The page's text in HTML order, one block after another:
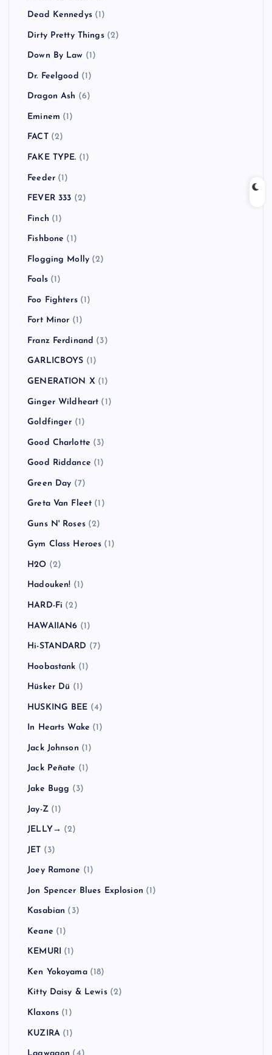
Dead Kennedys(1)
Dirty Pretty Things(2)
Down By Law (1)
Dr. Feelgood (1)
Dragon Ash (6)
Eminem (1)
FACT(2)
FAKE TYPE. (1)
Feeder(1)
FEVER 333 (2)
Finch (1)
Fishbone (1)
Flogging Molly (2)
Foals(1)
Foo Fighters(1)
Fort Minor (1)
Franz Ferdinand (3)
GARLICBOYS (1)
GENERATION X (1)
Ginger Wildheart (1)
Goldfinger (1)
Good Charlotte (3)
Good Riddance (1)
Green Day (7)
Greta Van Fleet (1)
Guns N' Roses(2)
Gym Class Heroes (1)
H2O (2)
Hadouken! (1)
HARD-Fi (2)
HAWAIIAN6 (1)
Hi-STANDARD (7)
Hoobastank (1)
Hüsker Dü (1)
HUSKING BEE (4)
In Hearts Wake (1)
Jack Johnson (1)
Jack Peñate (1)
Jake Bugg (3)
Jay-Z(1)
JELLY→ (2)
JET (3)
Joey Ramone (1)
Jon Spencer Blues Explosion (1)
Kasabian (3)
Keane (1)
KEMURI (1)
Ken Yokoyama(18)
Kitty Daisy & Lewis(2)
Klaxons (1)
KUZIRA(1)